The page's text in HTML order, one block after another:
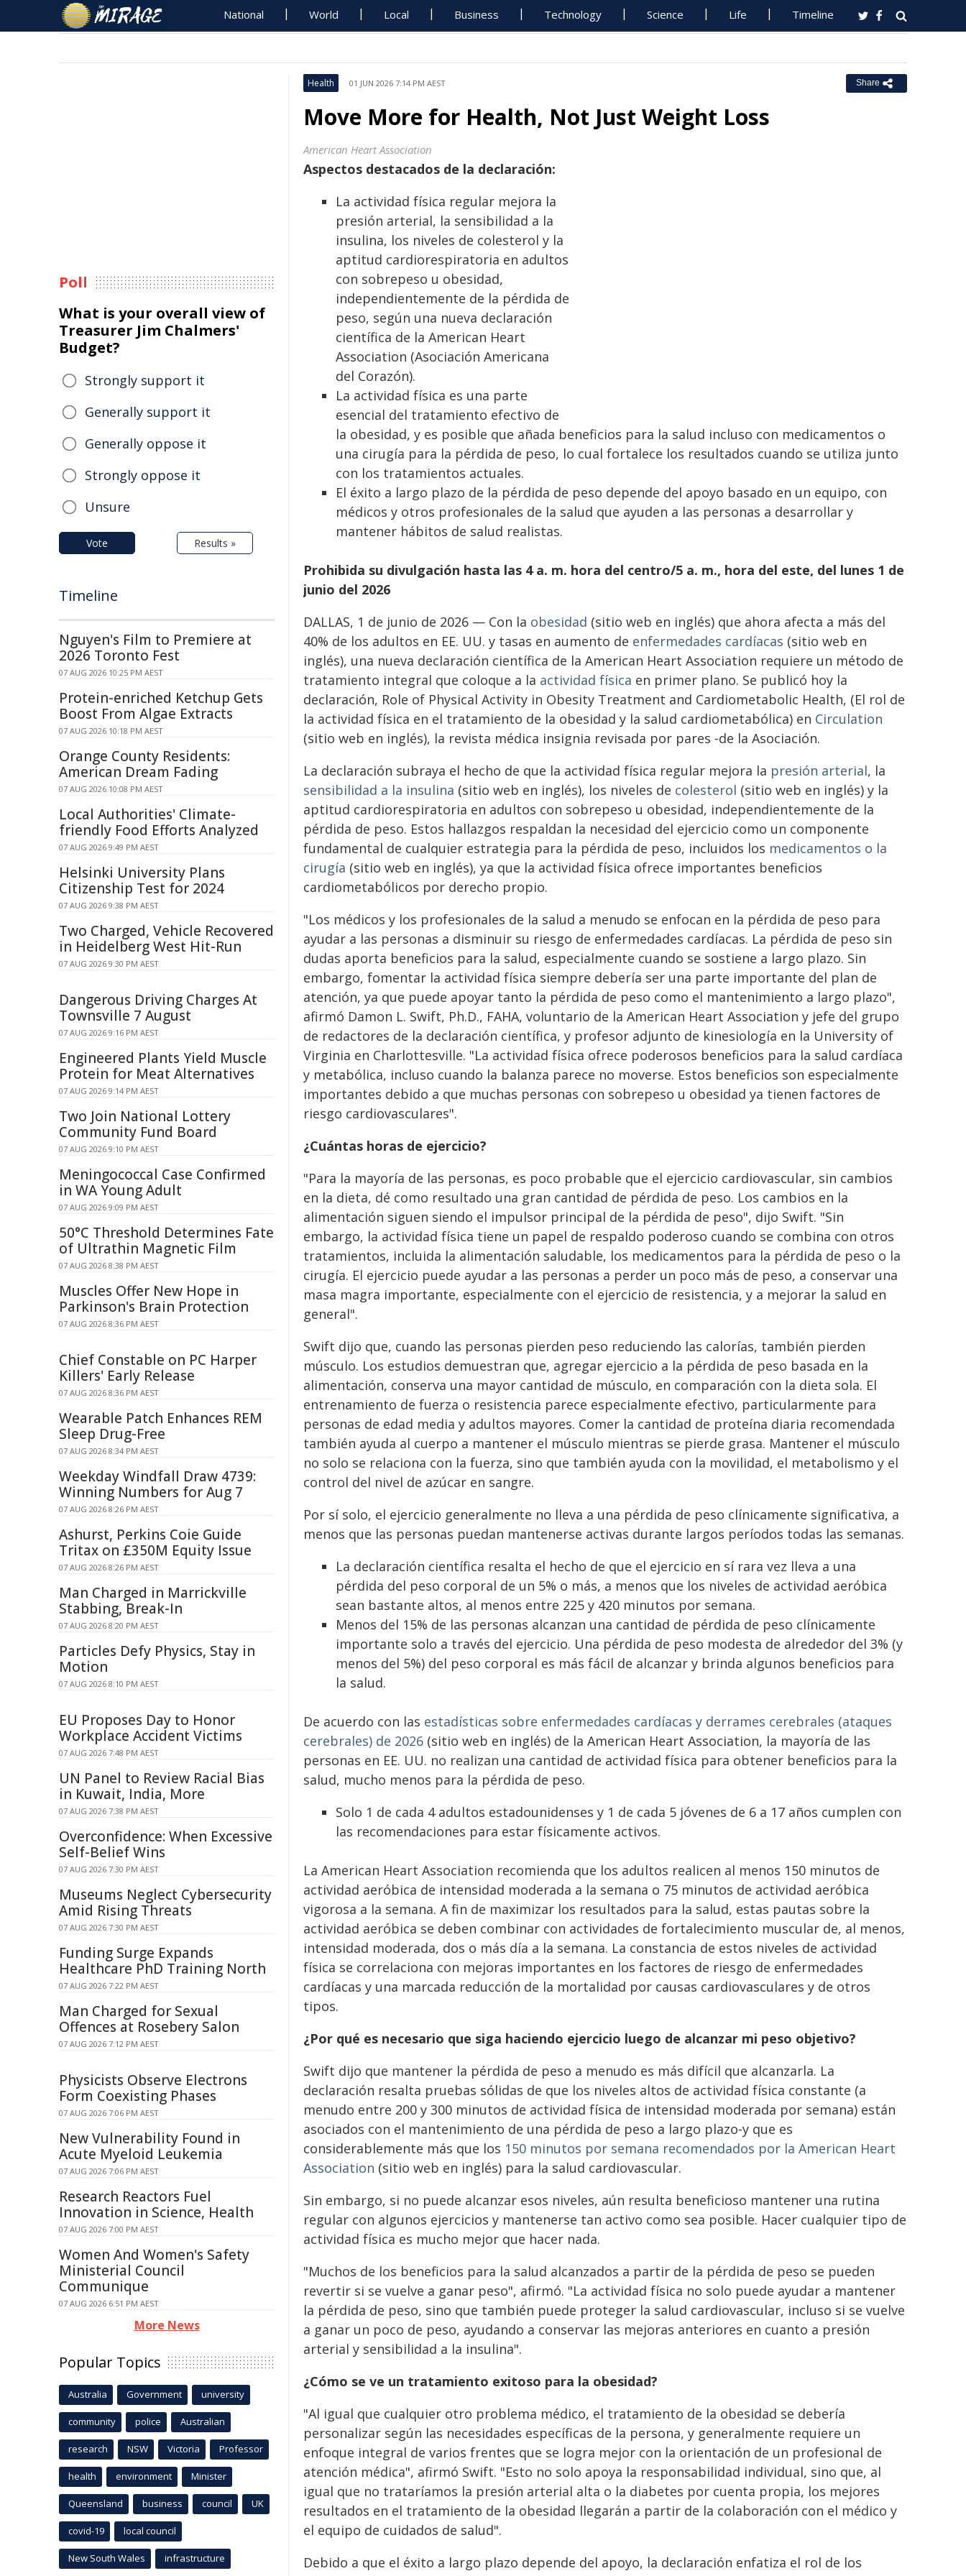
National World Local Business Technology Science Life Timeline
Health 01 JUN 2026 7:14 PM AEST Share
Move More for Health, Not Just Weight Loss
American Heart Association
Aspectos destacados de la declaración:
La actividad física regular mejora la
presión arterial, la sensibilidad a la
insulina, los niveles de colesterol y la
aptitud cardiorespiratoria en adultos
con sobrepeso u obesidad,
independientemente de la pérdida de
peso, según una nueva declaración
científica de la American Heart
Association (Asociación Americana
del Corazón).
La actividad física es una parte
esencial del tratamiento efectivo de
la obesidad, y es posible que añada beneficios para la salud incluso con medicamentos o
una cirugía para la pérdida de peso, lo cual fortalece los resultados cuando se utiliza junto
con los tratamientos actuales.
El éxito a largo plazo de la pérdida de peso depende del apoyo basado en un equipo, con
médicos y otros profesionales de la salud que ayuden a las personas a desarrollar y
mantener hábitos de salud realistas.
Prohibida su divulgación hasta las 4 a. m. hora del centro/5 a. m., hora del este, del lunes 1 de
junio del 2026
DALLAS, 1 de junio de 2026 — Con la obesidad (sitio web en inglés) que ahora afecta a más del
40% de los adultos en EE. UU. y tasas en aumento de enfermedades cardíacas (sitio web en
inglés), una nueva declaración científica de la American Heart Association requiere un método de
tratamiento integral que coloque a la actividad física en primer plano. Se publicó hoy la
declaración, Role of Physical Activity in Obesity Treatment and Cardiometabolic Health, (El rol de
la actividad física en el tratamiento de la obesidad y la salud cardiometabólica) en Circulation
(sitio web en inglés), la revista médica insignia revisada por pares ‑de la Asociación.
La declaración subraya el hecho de que la actividad física regular mejora la presión arterial, la
sensibilidad a la insulina (sitio web en inglés), los niveles de colesterol (sitio web en inglés) y la
aptitud cardiorespiratoria en adultos con sobrepeso u obesidad, independientemente de la
pérdida de peso. Estos hallazgos respaldan la necesidad del ejercicio como un componente
fundamental de cualquier estrategia para la pérdida de peso, incluidos los medicamentos o la
cirugía (sitio web en inglés), ya que la actividad física ofrece importantes beneficios
cardiometabólicos por derecho propio.
"Los médicos y los profesionales de la salud a menudo se enfocan en la pérdida de peso para
ayudar a las personas a disminuir su riesgo de enfermedades cardíacas. La pérdida de peso sin
dudas aporta beneficios para la salud, especialmente cuando se sostiene a largo plazo. Sin
embargo, fomentar la actividad física siempre debería ser una parte importante del plan de
atención, ya que puede apoyar tanto la pérdida de peso como el mantenimiento a largo plazo",
afirmó Damon L. Swift, Ph.D., FAHA, voluntario de la American Heart Association y jefe del grupo
de redactores de la declaración científica, y profesor adjunto de kinesiología en la University of
Virginia en Charlottesville. "La actividad física ofrece poderosos beneficios para la salud cardíaca
y metabólica, incluso cuando la balanza parece no moverse. Estos beneficios son especialmente
importantes debido a que muchas personas con sobrepeso u obesidad ya tienen factores de
riesgo cardiovasculares".
¿Cuántas horas de ejercicio?
"Para la mayoría de las personas, es poco probable que el ejercicio cardiovascular, sin cambios
en la dieta, dé como resultado una gran cantidad de pérdida de peso. Los cambios en la
alimentación siguen siendo el impulsor principal de la pérdida de peso", dijo Swift. "Sin
embargo, la actividad física tiene un papel de respaldo poderoso cuando se combina con otros
tratamientos, incluida la alimentación saludable, los medicamentos para la pérdida de peso o la
cirugía. El ejercicio puede ayudar a las personas a perder un poco más de peso, a conservar una
masa magra importante, especialmente con el ejercicio de resistencia, y a mejorar la salud en
general".
Swift dijo que, cuando las personas pierden peso reduciendo las calorías, también pierden
músculo. Los estudios demuestran que, agregar ejercicio a la pérdida de peso basada en la
alimentación, conserva una mayor cantidad de músculo, en comparación con la dieta sola. El
entrenamiento de fuerza o resistencia parece especialmente efectivo, particularmente para
personas de edad media y adultos mayores. Comer la cantidad de proteína diaria recomendada
también ayuda al cuerpo a mantener el músculo mientras se pierde grasa. Mantener el músculo
no solo se relaciona con la fuerza, sino que también ayuda con la movilidad, el metabolismo y el
control del nivel de azúcar en sangre.
Por sí solo, el ejercicio generalmente no lleva a una pérdida de peso clínicamente significativa, a
menos que las personas puedan mantenerse activas durante largos períodos todas las semanas.
La declaración científica resalta el hecho de que el ejercicio en sí rara vez lleva a una
pérdida del peso corporal de un 5% o más, a menos que los niveles de actividad aeróbica
sean bastante altos, al menos entre 225 y 420 minutos por semana.
Menos del 15% de las personas alcanzan una cantidad de pérdida de peso clínicamente
importante solo a través del ejercicio. Una pérdida de peso modesta de alrededor del 3% (y
menos del 5%) del peso corporal es más fácil de alcanzar y brinda algunos beneficios para
la salud.
De acuerdo con las estadísticas sobre enfermedades cardíacas y derrames cerebrales (ataques
cerebrales) de 2026 (sitio web en inglés) de la American Heart Association, la mayoría de las
personas en EE. UU. no realizan una cantidad de actividad física para obtener beneficios para la
salud, mucho menos para la pérdida de peso.
Solo 1 de cada 4 adultos estadounidenses y 1 de cada 5 jóvenes de 6 a 17 años cumplen con
las recomendaciones para estar físicamente activos.
La American Heart Association recomienda que los adultos realicen al menos 150 minutos de
actividad aeróbica de intensidad moderada a la semana o 75 minutos de actividad aeróbica
vigorosa a la semana. A fin de maximizar los resultados para la salud, estas pautas sobre la
actividad aeróbica se deben combinar con actividades de fortalecimiento muscular de, al menos,
intensidad moderada, dos o más día a la semana. La constancia de estos niveles de actividad
física se correlaciona con mejoras importantes en los factores de riesgo de enfermedades
cardíacas y una marcada reducción de la mortalidad por causas cardiovasculares y de otros
tipos.
¿Por qué es necesario que siga haciendo ejercicio luego de alcanzar mi peso objetivo?
Swift dijo que mantener la pérdida de peso a menudo es más difícil que alcanzarla. La
declaración resalta pruebas sólidas de que los niveles altos de actividad física constante (a
menudo entre 200 y 300 minutos de actividad física de intensidad moderada por semana) están
asociados con el mantenimiento de una pérdida de peso a largo plazo‑y que es
considerablemente más que los 150 minutos por semana recomendados por la American Heart
Association (sitio web en inglés) para la salud cardiovascular.
Sin embargo, si no puede alcanzar esos niveles, aún resulta beneficioso mantener una rutina
regular con algunos ejercicios y mantenerse tan activo como sea posible. Hacer cualquier tipo de
actividad física es mucho mejor que hacer nada.
"Muchos de los beneficios para la salud alcanzados a partir de la pérdida de peso se pueden
revertir si se vuelve a ganar peso", afirmó. "La actividad física no solo puede ayudar a mantener
la pérdida de peso, sino que también puede proteger la salud cardiovascular, incluso si se vuelve
a ganar un poco de peso, ayudando a conservar las mejoras anteriores en cuanto a presión
arterial y sensibilidad a la insulina".
¿Cómo se ve un tratamiento exitoso para la obesidad?
"Al igual que cualquier otro problema médico, el tratamiento de la obesidad se debería
personalizar según las necesidades específicas de la persona, y generalmente requiere un
enfoque integral de varios frentes que se logra mejor con la orientación de un profesional de
atención médica", afirmó Swift. "Esto no solo apoya la responsabilidad individual, sino que, al
igual que no trataríamos la presión arterial alta o la diabetes por cuenta propia, los mejores
resultados en el tratamiento de la obesidad llegarán a partir de la colaboración con el médico y
el equipo de cuidados de salud".
Debido a que el éxito a largo plazo depende del apoyo, la declaración enfatiza el rol de los
Poll
What is your overall view of
Treasurer Jim Chalmers'
Budget?
Strongly support it
Generally support it
Generally oppose it
Strongly oppose it
Unsure
Vote Results »
Timeline
Nguyen's Film to Premiere at
2026 Toronto Fest
07 AUG 2026 10:25 PM AEST
Protein-enriched Ketchup Gets
Boost From Algae Extracts
07 AUG 2026 10:18 PM AEST
Orange County Residents:
American Dream Fading
07 AUG 2026 10:08 PM AEST
Local Authorities' Climate-
friendly Food Efforts Analyzed
07 AUG 2026 9:49 PM AEST
Helsinki University Plans
Citizenship Test for 2024
07 AUG 2026 9:38 PM AEST
Two Charged, Vehicle Recovered
in Heidelberg West Hit-Run
07 AUG 2026 9:30 PM AEST
Dangerous Driving Charges At
Townsville 7 August
07 AUG 2026 9:16 PM AEST
Engineered Plants Yield Muscle
Protein for Meat Alternatives
07 AUG 2026 9:14 PM AEST
Two Join National Lottery
Community Fund Board
07 AUG 2026 9:10 PM AEST
Meningococcal Case Confirmed
in WA Young Adult
07 AUG 2026 9:09 PM AEST
50°C Threshold Determines Fate
of Ultrathin Magnetic Film
07 AUG 2026 8:38 PM AEST
Muscles Offer New Hope in
Parkinson's Brain Protection
07 AUG 2026 8:36 PM AEST
Chief Constable on PC Harper
Killers' Early Release
07 AUG 2026 8:36 PM AEST
Wearable Patch Enhances REM
Sleep Drug-Free
07 AUG 2026 8:34 PM AEST
Weekday Windfall Draw 4739:
Winning Numbers for Aug 7
07 AUG 2026 8:26 PM AEST
Ashurst, Perkins Coie Guide
Tritax on £350M Equity Issue
07 AUG 2026 8:26 PM AEST
Man Charged in Marrickville
Stabbing, Break-In
07 AUG 2026 8:20 PM AEST
Particles Defy Physics, Stay in
Motion
07 AUG 2026 8:10 PM AEST
EU Proposes Day to Honor
Workplace Accident Victims
07 AUG 2026 7:48 PM AEST
UN Panel to Review Racial Bias
in Kuwait, India, More
07 AUG 2026 7:38 PM AEST
Overconfidence: When Excessive
Self-Belief Wins
07 AUG 2026 7:30 PM AEST
Museums Neglect Cybersecurity
Amid Rising Threats
07 AUG 2026 7:30 PM AEST
Funding Surge Expands
Healthcare PhD Training North
07 AUG 2026 7:22 PM AEST
Man Charged for Sexual
Offences at Rosebery Salon
07 AUG 2026 7:12 PM AEST
Physicists Observe Electrons
Form Coexisting Phases
07 AUG 2026 7:06 PM AEST
New Vulnerability Found in
Acute Myeloid Leukemia
07 AUG 2026 7:06 PM AEST
Research Reactors Fuel
Innovation in Science, Health
07 AUG 2026 7:00 PM AEST
Women And Women's Safety
Ministerial Council
Communique
07 AUG 2026 6:51 PM AEST
More News
Popular Topics
Australia Government university
community police Australian
research NSW Victoria Professor
health environment Minister
Queensland business council UK
covid-19 local council
New South Wales infrastructure